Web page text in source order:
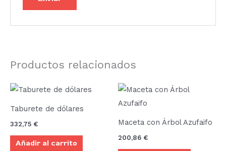
Productos relacionados
Taburete de dólares
332,75 €
Añadir al carrito
Maceta con Árbol Azufaifo
200,86 €